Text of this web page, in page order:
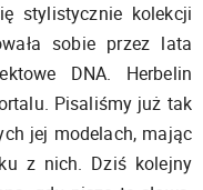
stylistycznie kolekcji
sobie przez lata
DNA. Herbelin
Pisaliśmy już tak
jej modelach, mając
z nich. Dziś kolejny